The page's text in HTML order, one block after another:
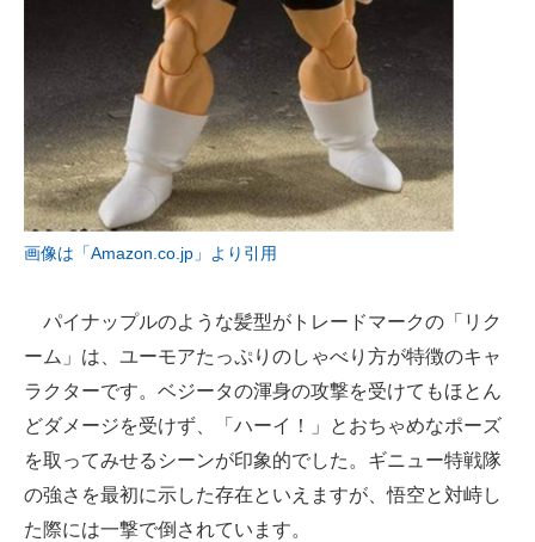
画像は「Amazon.co.jp」より引用
パイナップルのような髪型がトレードマークの「リク
ーム」は、ユーモアたっぷりのしゃべり方が特徴のキャ
ラクターです。ベジータの渾身の攻撃を受けてもほとん
どダメージを受けず、「ハーイ！」とおちゃめなポーズ
を取ってみせるシーンが印象的でした。ギニュー特戦隊
の強さを最初に示した存在といえますが、悟空と対峙し
た際には一撃で倒されています。